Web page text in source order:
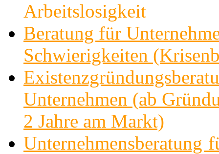
Arbeitslosigkeit
Beratung für
Schwierigkeiten
Unternehmen (ab
2 Jahre am Markt)
Unternehmensberatung